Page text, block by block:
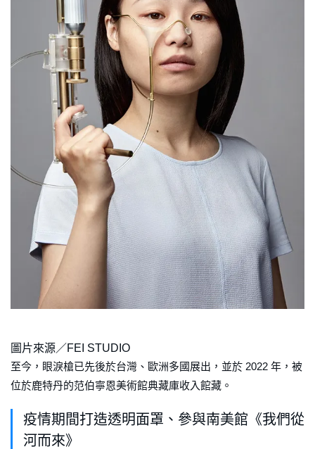
圖片來源／FEI STUDIO
至今，眼淚槍已先後於台灣、歐洲多國展出，並於 2022 年，被
位於鹿特丹的范伯寧恩美術館典藏庫收入館藏。
疫情期間打造透明面罩、參與南美館《我們從
河而來》